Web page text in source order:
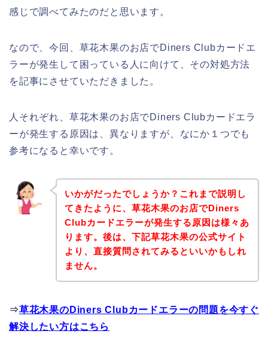
感じで調べてみたのだと思います。
なので、今回、草花木果のお店でDiners Clubカードエ
ラーが発生して困っている人に向けて、その対処方法
を記事にさせていただきました。
人それぞれ、草花木果のお店でDiners Clubカードエラ
ーが発生する原因は、異なりますが、なにか１つでも
参考になると幸いです。
いかがだったでしょうか？これまで説明し
てきたように、草花木果のお店でDiners
Clubカードエラーが発生する原因は様々あ
ります。後は、下記草花木果の公式サイト
より、直接質問されてみるといいかもしれ
ません。
⇒草花木果のDiners Clubカードエラーの問題を今すぐ
解決したい方はこちら